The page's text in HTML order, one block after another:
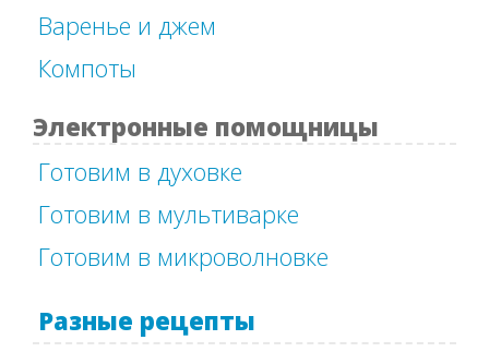
Варенье и джем
Компоты
Электронные помощницы
Готовим в духовке
Готовим в мультиварке
Готовим в микроволновке
Разные рецепты